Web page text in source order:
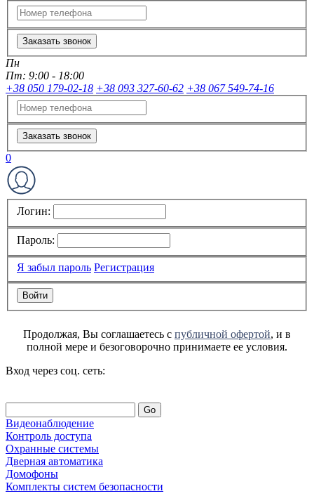
Заказать звонок
Пн
Пт: 9:00 - 18:00
+38 050 179-02-18 +38 093 327-60-62 +38 067 549-74-16
Заказать звонок
0
Логин:
Пароль:
Я забыл пароль Регистрация
Продолжая, Вы соглашаетесь с публичной офертой, и в
полной мере и безоговорочно принимаете ее условия.
Вход через соц. сеть:
Go
Видеонаблюдение
Контроль доступа
Охранные системы
Дверная автоматика
Домофоны
Комплекты систем безопасности